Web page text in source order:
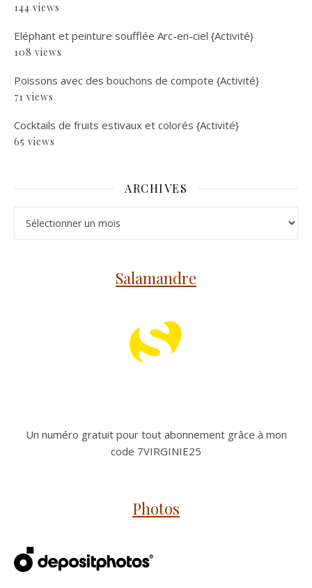
144 views
Eléphant et peinture soufflée Arc-en-ciel {Activité}
108 views
Poissons avec des bouchons de compote {Activité}
71 views
Cocktails de fruits estivaux et colorés {Activité}
65 views
ARCHIVES
Salamandre
Un numéro gratuit pour tout abonnement grâce à mon
code 7VIRGINIE25
Photos